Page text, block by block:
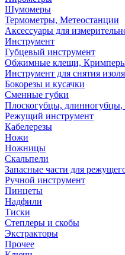
Шумомеры
Термометры, Метеостанции
Аксессуары для
Инструмент
Губцевый инструмент
Обжимные клещи,
Инструмент для снятия
Бокорезы и кусачки
Сменные губки
Плоскогубцы, длинногубцы,
Режущий инструмент
Кабелерезы
Ножи
Ножницы
Скальпели
Запасные части для
Ручной инструмент
Пинцеты
Надфили
Тиски
Степлеры и скобы
Экстракторы
Прочее